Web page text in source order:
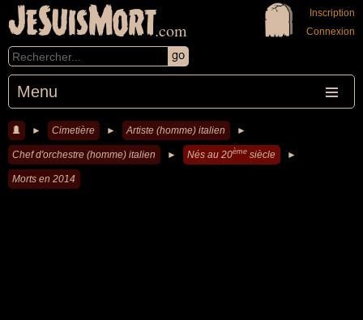
JeSuisMort.com
Menu
Inscription
Connexion
► Cimetière ► Artiste (homme) italien ►
Chef d'orchestre (homme) italien ► Nés au 20ème siècle ►
Morts en 2014